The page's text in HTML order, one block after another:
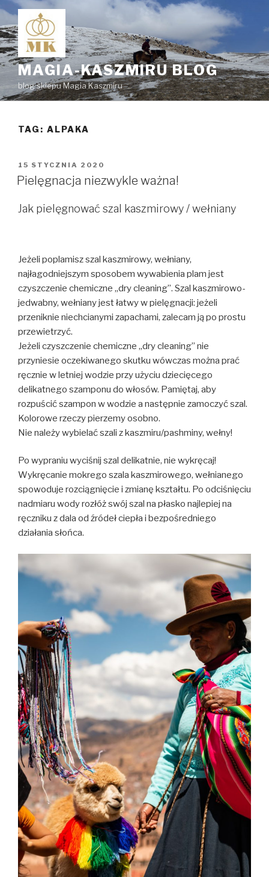
Przejdź
treści
MAGIA-KASZMIRU BLOG
blog sklepu Magia Kaszmiru
TAG: ALPAKA
OPUBLIKOWANE
W
15 STYCZNIA 2020
Pielęgnacja niezwykle ważna!
Jak pielęgnować szal kaszmirowy / wełniany
Jeżeli poplamisz szal kaszmirowy, wełniany,
najłagodniejszym sposobem wywabienia plam jest
czyszczenie chemiczne „dry cleaning”. Szal kaszmirowo-
jedwabny, wełniany jest łatwy w pielęgnacji: jeżeli
przeniknie niechcianymi zapachami, zalecam ją po prostu
przewietrzyć.
Jeżeli czyszczenie chemiczne „dry cleaning” nie
przyniesie oczekiwanego skutku wówczas można prać
ręcznie w letniej wodzie przy użyciu dziecięcego
delikatnego szamponu do włosów. Pamiętaj, aby
rozpuścić szampon w wodzie a następnie zamoczyć szal.
Kolorowe rzeczy pierzemy osobno.
Nie należy wybielać szali z kaszmiru/pashminy, wełny!
Po wypraniu wyciśnij szal delikatnie, nie wykręcaj!
Wykręcanie mokrego szala kaszmirowego, wełnianego
spowoduje rozciągnięcie i zmianę kształtu. Po odciśnięciu
nadmiaru wody rozłóż swój szal na płasko najlepiej na
ręczniku z dala od źródeł ciepła i bezpośredniego
działania słońca.